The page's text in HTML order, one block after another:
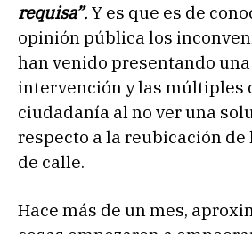
requisa”. Y es que es de
opinión pública los
han venido presentando
intervención y las múltiples
ciudadanía al no ver una
respecto a la reubicación
de calle.
Hace más de un mes,